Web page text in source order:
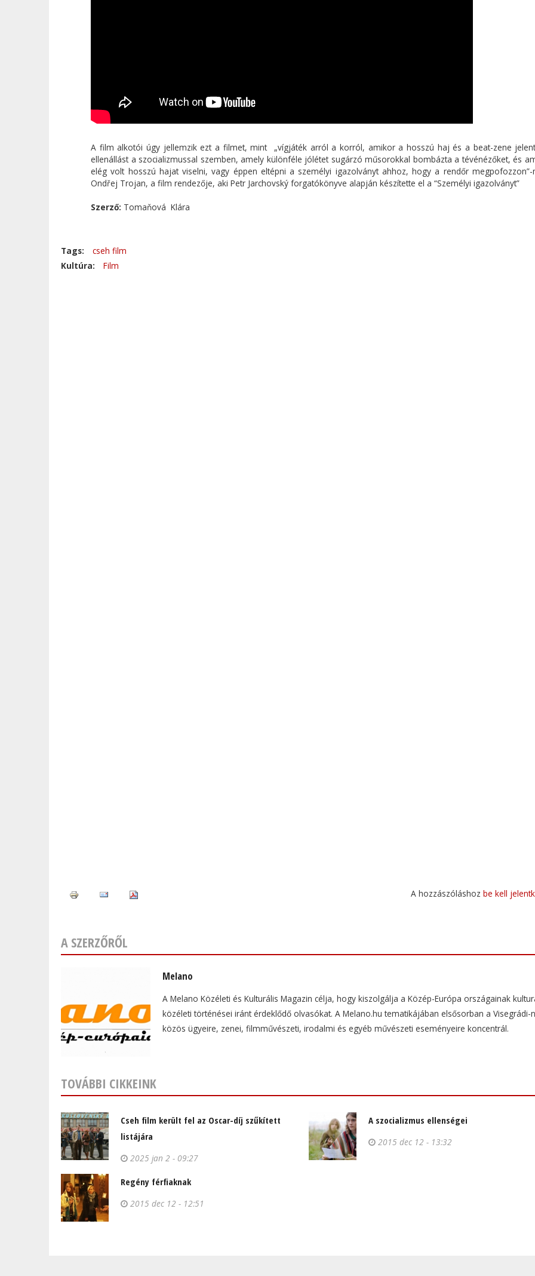
A film alkotói úgy jellemzik ezt a filmet, mint „vígjáték arról a korról, amikor a hosszú haj és a beat-zene
ellenállást a szocializmussal szemben, amely különféle jólétet sugárzó műsorokkal bombázta a tévénézőket, és
elég volt hosszú hajat viselni, vagy éppen eltépni a személyi igazolványt ahhoz, hogy a rendőr megpofozzon”-
Ondřej Trojan, a film rendezője, aki Petr Jarchovský forgatókönyve alapján készítette el a “Személyi igazolványt”
Szerző: Tomaňová Klára
Tags:
cseh film
Kultúra:
Film
A hozzászóláshoz be kell
A SZERZŐRŐL
Melano
A Melano Közéleti és Kulturális Magazin célja, hogy kiszolgálja a Közép-Európa országainak
közéleti történései iránt érdeklődő olvasókat. A Melano.hu tematikájában elsősorban a Visegrádi-
közös ügyeire, zenei, filmművészeti, irodalmi és egyéb művészeti eseményeire koncentrál.
TOVÁBBI CIKKEINK
Cseh film került fel az Oscar-díj szűkített
listájára
2025 jan 2 - 09:27
A szocializmus ellenségei
2015 dec 12 - 13:32
Regény férfiaknak
2015 dec 12 - 12:51